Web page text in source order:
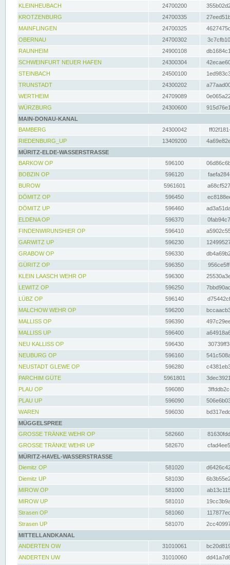
KLEINHEUBACH 24700200
KROTZENBURG
24700335
MAINFLINGEN
24700325
OBERNAU
24700302
RAUNHEIM
24900108
SCHWEINFURT NEUER HAFEN
24300304
STEINBACH
24500100
TRUNSTADT
24300202
WERTHEIM
24709089
WÜRZBURG
24300600
MAIN-DONAU-KANAL
BAMBERG
24300042
RIEDENBURG_UP
13409200
MÜRITZ-ELDE-WASSERSTRASSE
BARKOW OP
596100
BOBZIN OP
596120
BUROW
5961601
DÖMITZ OP
596450
DÖMITZ UP
596460
ELDENA OP
596370
FINDENWIRUNSHIER OP
596410
GARWITZ UP
596230
GRABOW OP
596330
GÜRITZ OP
596350
KLEIN LAASCH WEHR OP
596300
LEWITZ OP
596250
LÜBZ OP
596140
MALCHOW WEHR OP
596200
MALLISS OP
596390
MALLISS UP
596400
NEU KALLISS OP
596430
NEUBURG OP
596160
NEUSTADT GLEWE OP
596280
PARCHIM GÜTE
5961801
PLAU OP
596080
PLAU UP
596090
WAREN
596030
MÜGGELSPREE
GROSSE TRÄNKE WEHR OP
582660
GROSSE TRÄNKE WEHR UP
582670
MÜRITZ-HAVEL-WASSERSTRASSE
Diemitz OP
581020
Diemitz UP
581030
MIROW OP
581000
MIROW UP
581010
Strasen OP
581060
Strasen UP
581070
MITTELLANDKANAL
ANDERTEN OW
31010061
ANDERTEN UW
31010060